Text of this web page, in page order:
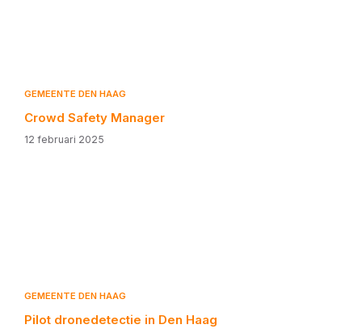
GEMEENTE DEN HAAG
Crowd Safety Manager
12 februari 2025
GEMEENTE DEN HAAG
Pilot dronedetectie in Den Haag